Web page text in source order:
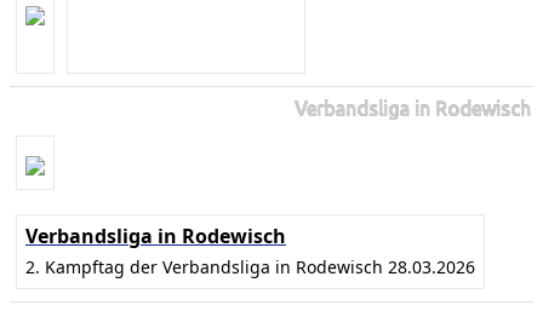
Verbandsliga in Rodewisch
Verbandsliga in Rodewisch
2. Kampftag der Verbandsliga in Rodewisch 28.03.2026